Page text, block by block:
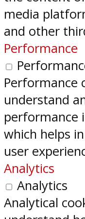
media
and other
Performance
Performance
understand
performance
which helps
user
Analytics
Analytics
Analytical